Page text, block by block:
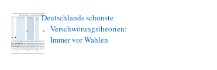
Deutschlands schönste
Verschwörungstheorien:
Immer vor Wahlen